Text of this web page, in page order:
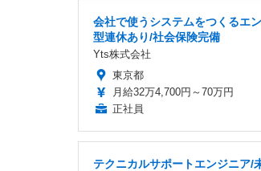
会社で使うシステムをつくるエ
型連休あり/社会保険完備
Yts株式会社
東京都
月給32万4,700円～70万円
正社員
テクニカルサポートエンジニア/